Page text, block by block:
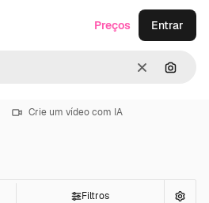
Limpar
Preços Entrar
Crie um vídeo com IA
Filtros